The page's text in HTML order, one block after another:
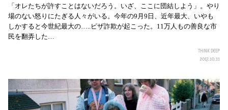
「オレたちが許すことはないだろう。いざ、ここに団結しよう」。やり
場のない怒りにたぎる人々がいる。今年の9月9日、近年最大、いやも
しかすると今世紀最大の…..ピザ詐欺が起こった。11万人もの善良な市
民を翻弄した…
THINK DEEP
2017.10.11